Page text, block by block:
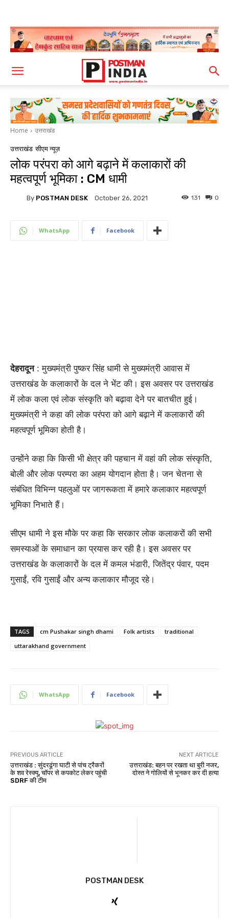
Home उत्तराखंड
उत्तराखंड सीएम न्यूज़
लोक परंपरा को आगे बढ़ाने में कलाकारों की
महत्वपूर्ण भूमिका : CM धामी
By POSTMAN DESK October 26, 2021 0
131
WhatsApp Facebook
देहरादून: मुख्यमंत्री पुष्कर सिंह धामी से मुख्यमंत्री आवास में
उत्तराखंड के कलाकारों के दल ने भेंट की। इस अवसर पर उत्तराखंड
में लोक कला एवं लोक संस्कृति को बढ़ावा देने पर बातचीत हुई।
मुख्यमंत्री ने कहा की लोक परंपरा को आगे बढ़ाने में कलाकारों की
महत्वपूर्ण भूमिका होती है।
उन्होंने कहा कि किसी भी क्षेत्र की पहचान में वहां की लोक संस्कृति,
बोली और लोक परम्परा का अहम योगदान होता है। जन चेतना से
संबंधित विभिन्न पहलुओं पर जागरूकता में हमारे कलाकार महत्वपूर्ण
भूमिका निभाते हैं।
सीएम धामी ने इस मौके पर कहा कि सरकार लोक कलाकरों की सभी
समस्याओं के समाधान का प्रयास कर रही है। इस अवसर पर
उत्तराखंड के कलाकारों के दल में कमल भंडारी, जितेंद्र पंवार, पदम
गुसाईं, रवि गुसाईं और अन्य कलाकार मौजूद रहे।
TAGS cm Pushakar singh dhami Folk artists
traditional
uttarakhand government
WhatsApp Facebook
PREVIOUS ARTICLE
उत्तराखंड : सुंदरढूंगा घाटी से पांच ट्रैकरों
के शव रेस्क्यू, चॉपर से कपकोट लेकर पहुंची
SDRF की टीम
NEXT ARTICLE
उत्तराखंड: बहन पर रखता था बुरी नजर,
दोस्त ने गोलियों से भूनकर कर दी हत्या
POSTMAN DESK